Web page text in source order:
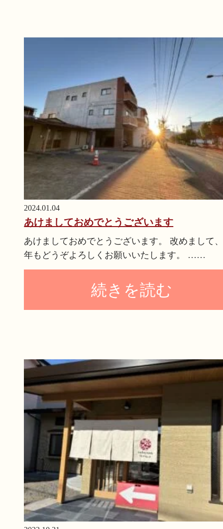
2024.01.04
あけましておめでとうございます
あけましておめでとうございます。 改めまして
年もどうぞよろしくお願いいたします。 ……
続きを読む